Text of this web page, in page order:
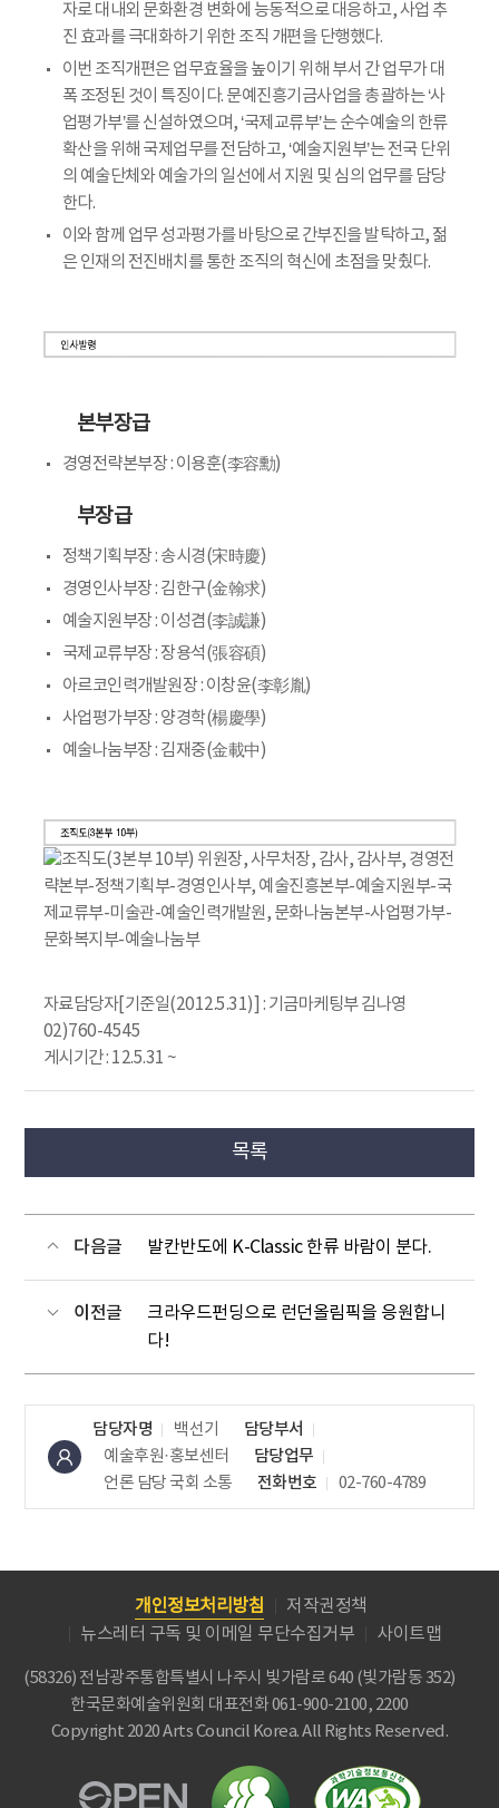
자로 대내외 문화환경 변화에 능동적으로 대응하고, 사업 추
진 효과를 극대화하기 위한 조직 개편을 단행했다.
이번 조직개편은 업무효율을 높이기 위해 부서 간 업무가 대
폭 조정된 것이 특징이다. 문예진흥기금사업을 총괄하는 ‘사
업평가부’를 신설하였으며, ‘국제교류부’는 순수예술의 한류
확산을 위해 국제업무를 전담하고, ‘예술지원부’는 전국 단위
의 예술단체와 예술가의 일선에서 지원 및 심의 업무를 담당
한다.
이와 함께 업무 성과평가를 바탕으로 간부진을 발탁하고, 젊
은 인재의 전진배치를 통한 조직의 혁신에 초점을 맞췄다.
본부장급
경영전략본부장 : 이용훈(李容勳)
부장급
정책기획부장 : 송시경(宋時慶)
경영인사부장 : 김한구(金翰求)
예술지원부장 : 이성겸(李誠謙)
국제교류부장 : 장용석(張容碩)
아르코인력개발원장 : 이창윤(李彰胤)
사업평가부장 : 양경학(楊慶學)
예술나눔부장 : 김재중(金載中)
자료담당자[기준일(2012.5.31)] : 기금마케팅부 김나영
02)760-4545
게시기간 : 12.5.31 ~
목록
다음글 발칸반도에 K-Classic 한류 바람이 분다.
이전글
크라우드펀딩으로 런던올림픽을 응원합니
다!
담당자명 백선기
담당부서
예술후원·홍보센터
담당업무
언론 담당국회 소통 전화번호 02-760-4789
개인정보처리방침
저작권정책
뉴스레터 구독 및 이메일 무단수집거부
사이트맵
(58326) 전남광주통합특별시 나주시 빛가람로 640 (빛가람동 352)
한국문화예술위원회 대표전화 061-900-2100, 2200
Copyright 2020 Arts Council Korea. All Rights Reserved.